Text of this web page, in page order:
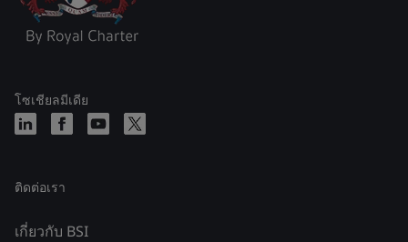
โซเชียลมีเดีย
ติดต่อเรา
เกี่ยวกับ BSI